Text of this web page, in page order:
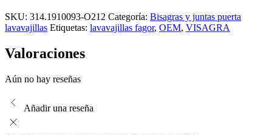
SKU: 314.1910093-O212 Categoría: Bisagras y juntas puerta
lavavajillas Etiquetas: lavavajillas fagor, OEM, VISAGRA
Valoraciones
Aún no hay reseñas
Añadir una reseña